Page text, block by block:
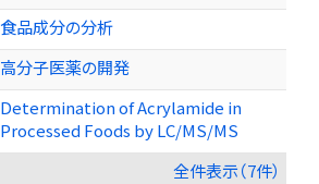
食品成分の分析
高分子医薬の開発
Determination of Acrylamide in
Processed Foods by LC/MS/MS
全件表示（7件）